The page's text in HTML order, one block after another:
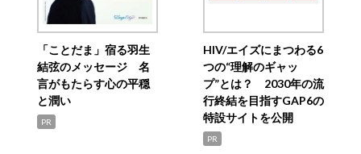
「ことだま」宿る羽生
結弦のメッセージ 名
言がもたらす心の平穏
と潤い
PR
HIV/エイズにまつわる6
つの“理解のギャッ
プ”とは？ 2030年の流
行終結を目指すGAP6の
特設サイトを公開
PR